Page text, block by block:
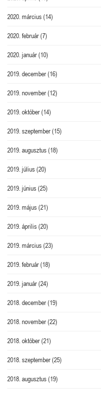
2020. március(14)
2020. február(7)
2020. január(10)
2019. december(16)
2019. november(12)
2019. október(14)
2019. szeptember(15)
2019. augusztus(18)
2019. július(20)
2019. június(25)
2019. május(21)
2019. április(20)
2019. március(23)
2019. február(18)
2019. január(24)
2018. december(19)
2018. november(22)
2018. október(21)
2018. szeptember(25)
2018. augusztus(19)